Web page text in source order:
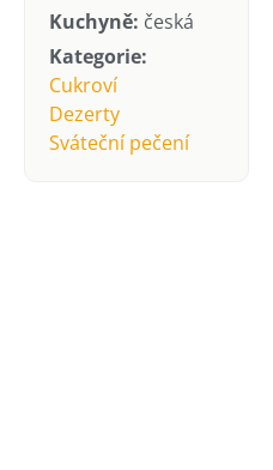
Kuchyně: česká
Kategorie:
Cukroví
Dezerty
Sváteční pečení